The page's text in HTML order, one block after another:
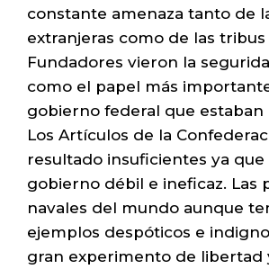
constante amenaza tanto de
extranjeras como de las tribus
Fundadores vieron la
como el papel más
gobierno federal que estaban
Los Artículos de la
resultado insuficientes ya
gobierno débil e ineficaz. Las
navales del mundo aunque
ejemplos despóticos e
gran experimento de libertad